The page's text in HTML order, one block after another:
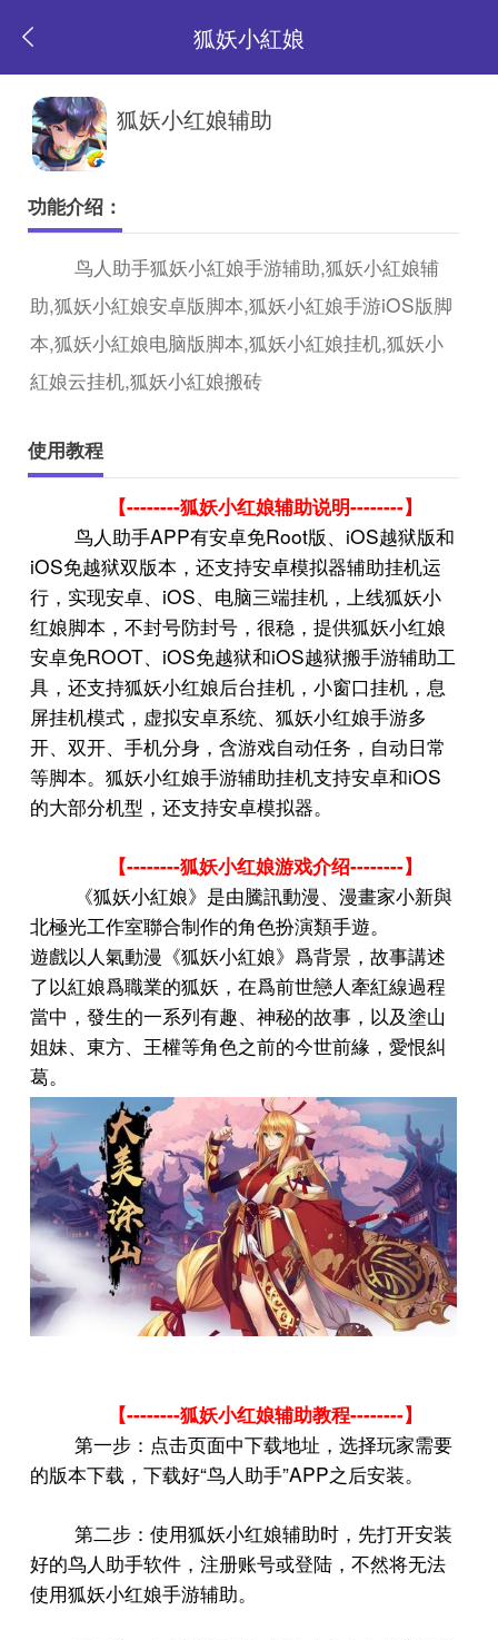
狐妖小紅娘
返
页
狐妖小红娘辅助
功能介绍：
鸟人助手狐妖小紅娘手游辅助,狐妖小紅娘辅
助,狐妖小紅娘安卓版脚本,狐妖小紅娘手游iOS版脚
本,狐妖小紅娘电脑版脚本,狐妖小紅娘挂机,狐妖小
紅娘云挂机,狐妖小紅娘搬砖
使用教程
【--------狐妖小红娘辅助说明--------】
鸟人助手APP有安卓免Root版、 iOS越狱版和
iOS免越狱双版本，还支持安卓模拟器辅助挂机运
行，实现安卓、 iOS、电脑三端挂机，上线狐妖小
红娘脚本，不封号防封号，很稳，提供狐妖小红娘
安卓免ROOT、 iOS免越狱和iOS越狱搬手游辅助工
具，还支持狐妖小红娘后台挂机，小窗口挂机，息
屏挂机模式，虚拟安卓系统、狐妖小红娘手游多
开、双开、手机分身，含游戏自动任务，自动日常
等脚本。狐妖小红娘手游辅助挂机支持安卓和iOS
的大部分机型，还支持安卓模拟器。
【--------狐妖小红娘游戏介绍--------】
《狐妖小紅娘》是由騰訊動漫、漫畫家小新與
北極光工作室聯合制作的角色扮演類手遊。
遊戲以人氣動漫《狐妖小紅娘》爲背景，故事講述
了以紅娘爲職業的狐妖，在爲前世戀人牽紅線過程
當中，發生的一系列有趣、神秘的故事，以及塗山
姐妹、東方、王權等角色之前的今世前緣，愛恨糾
葛。
【--------狐妖小红娘辅助教程--------】
第一步：点击页面中下载地址，选择玩家需要
的版本下载，下载好“鸟人助手”APP之后安装。
第二步：使用狐妖小红娘辅助时，先打开安装
好的鸟人助手软件，注册账号或登陆，不然将无法
使用狐妖小红娘手游辅助。